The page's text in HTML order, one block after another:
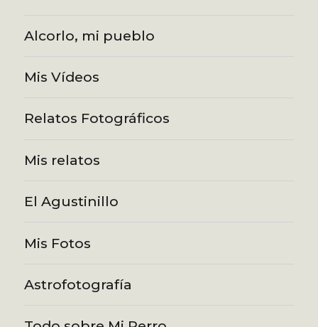
Alcorlo, mi pueblo
Mis Vídeos
Relatos Fotográficos
Mis relatos
El Agustinillo
Mis Fotos
Astrofotografía